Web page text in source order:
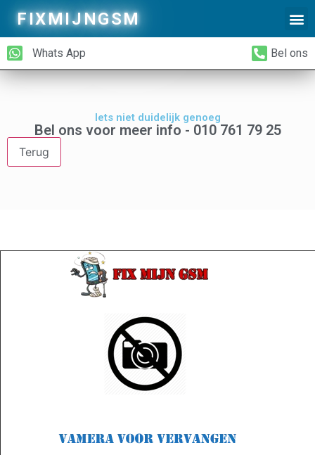
FIXMIJNGSM
Whats App Bel ons
Iets niet duidelijk genoeg
Bel ons voor meer info - 010 761 79 25
Terug